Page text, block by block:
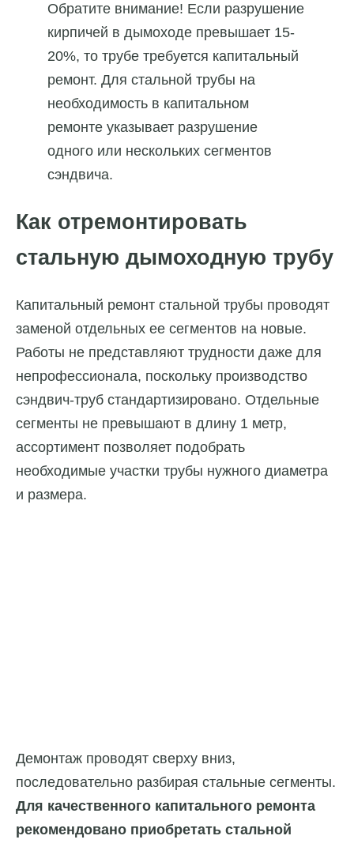
Обратите внимание! Если разрушение
кирпичей в дымоходе превышает 15-
20%, то трубе требуется капитальный
ремонт. Для стальной трубы на
необходимость в капитальном
ремонте указывает разрушение
одного или нескольких сегментов
сэндвича.
Как отремонтировать
стальную дымоходную трубу
Капитальный ремонт стальной трубы проводят
заменой отдельных ее сегментов на новые.
Работы не представляют трудности даже для
непрофессионала, поскольку производство
сэндвич-труб стандартизировано. Отдельные
сегменты не превышают в длину 1 метр,
ассортимент позволяет подобрать
необходимые участки трубы нужного диаметра
и размера.
Демонтаж проводят сверху вниз,
последовательно разбирая стальные сегменты.
Для качественного капитального ремонта
рекомендовано приобретать стальной